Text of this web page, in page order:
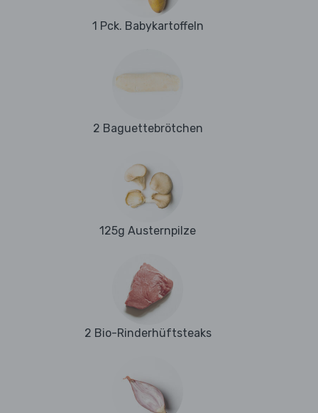
1 Pck. Babykartoffeln
2 Baguettebrötchen
125g Austernpilze
2 Bio-Rinderhüftsteaks